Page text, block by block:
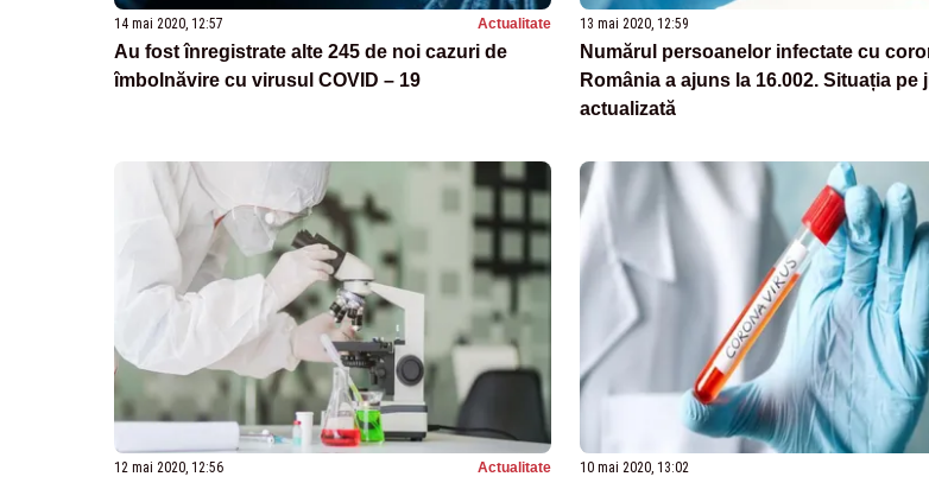
14 mai 2020, 12:57 Actualitate
Au fost înregistrate alte 245 de noi cazuri de
îmbolnăvire cu virusul COVID – 19
13 mai 2020, 12:59
Numărul persoanelor infectate cu
România a ajuns la 16.002. Situația pe
actualizată
12 mai 2020, 12:56 Actualitate 10 mai 2020, 13:02